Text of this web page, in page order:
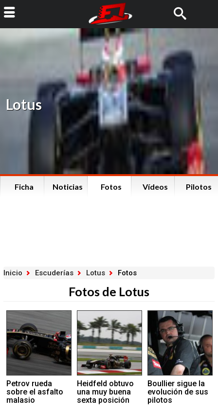
Lotus
Ficha Noticias Fotos Vídeos Pilotos
Inicio Escuderías Lotus Fotos
Fotos de Lotus
Petrov rueda
sobre el asfalto
malasio
Heidfeld obtuvo
una muy buena
sexta posición
Boullier sigue la
evolución de sus
pilotos